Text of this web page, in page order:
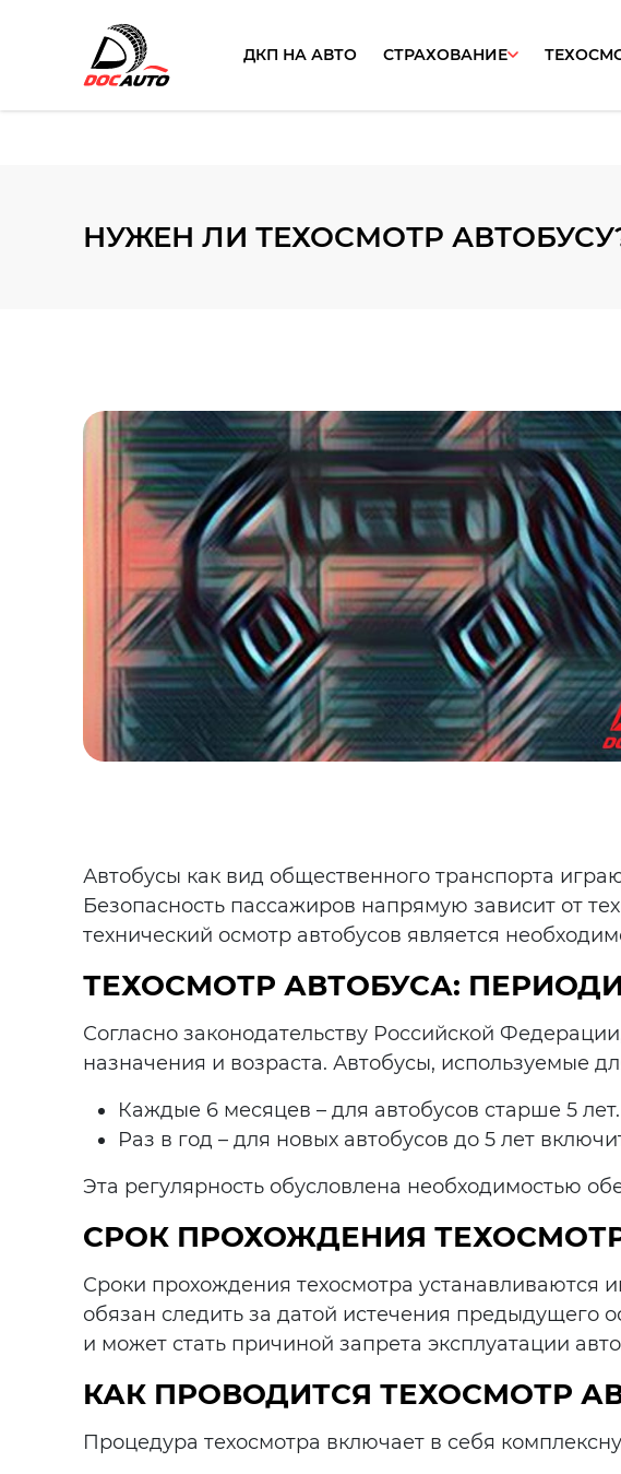
ДКП НА АВТО СТРАХОВАНИЕ
НУЖЕН ЛИ ТЕХОСМОТР
Автобусы как вид общественного транспорта
Безопасность пассажиров напрямую зависит от
технический осмотр автобусов является
ТЕХОСМОТР АВТОБУСА:
Согласно законодательству Российской
назначения и возраста. Автобусы, используемые
Каждые 6 месяцев – для автобусов старше 5 лет.
Раз в год – для новых автобусов до 5 лет
Эта регулярность обусловлена необходимостью
СРОК ПРОХОЖДЕНИЯ
Сроки прохождения техосмотра устанавливаются
обязан следить за датой истечения
и может стать причиной запрета эксплуатации
КАК ПРОВОДИТСЯ ТЕХОСМОТР
Процедура техосмотра включает в себя